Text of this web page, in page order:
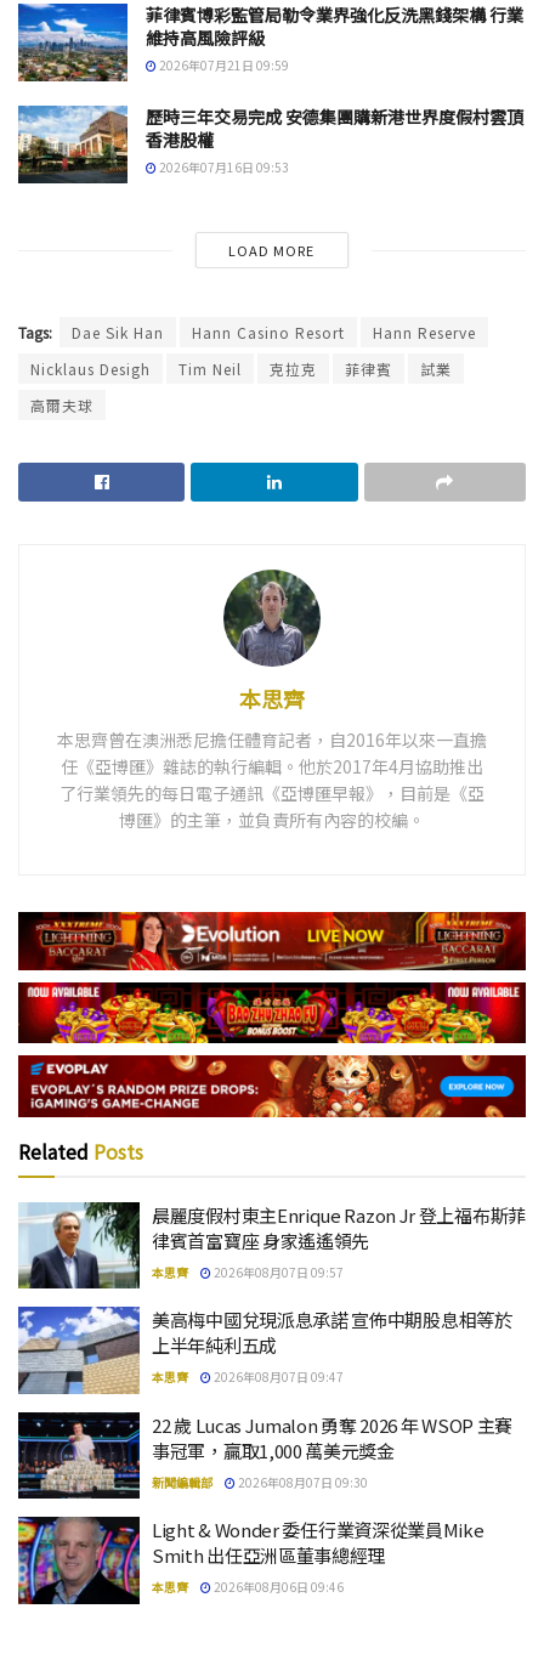
菲律賓博彩監管局勒令業界強化反洗黑錢架構 行業
維持高風險評級
2026年07月21日 09:59
歷時三年交易完成 安德集團購新港世界度假村雲頂
香港股權
2026年07月16日 09:53
LOAD MORE
Tags: Dae Sik Han Hann Casino Resort
Hann Reserve
Nicklaus Desigh
Tim Neil 克拉克 菲律賓
試業
高爾夫球
本思齊
本思齊曾在澳洲悉尼擔任體育記者，自2016年以來一直擔
任《亞博匯》雜誌的執行編輯。他於2017年4月協助推出
了行業領先的每日電子通訊《亞博匯早報》，目前是《亞
博匯》的主筆，並負責所有內容的校編。
Related Posts
晨麗度假村東主Enrique Razon Jr 登上福布斯菲
律賓首富寶座 身家遙遙領先
本思齊 2026年08月07日 09:57
美高梅中國兌現派息承諾 宣佈中期股息相等於
上半年純利五成
本思齊 2026年08月07日 09:47
22 歲 Lucas Jumalon 勇奪 2026 年 WSOP 主賽
事冠軍，贏取1,000 萬美元獎金
新聞編輯部 2026年08月07日 09:30
Light & Wonder 委任行業資深從業員Mike
Smith 出任亞洲區董事總經理
本思齊 2026年08月06日 09:46